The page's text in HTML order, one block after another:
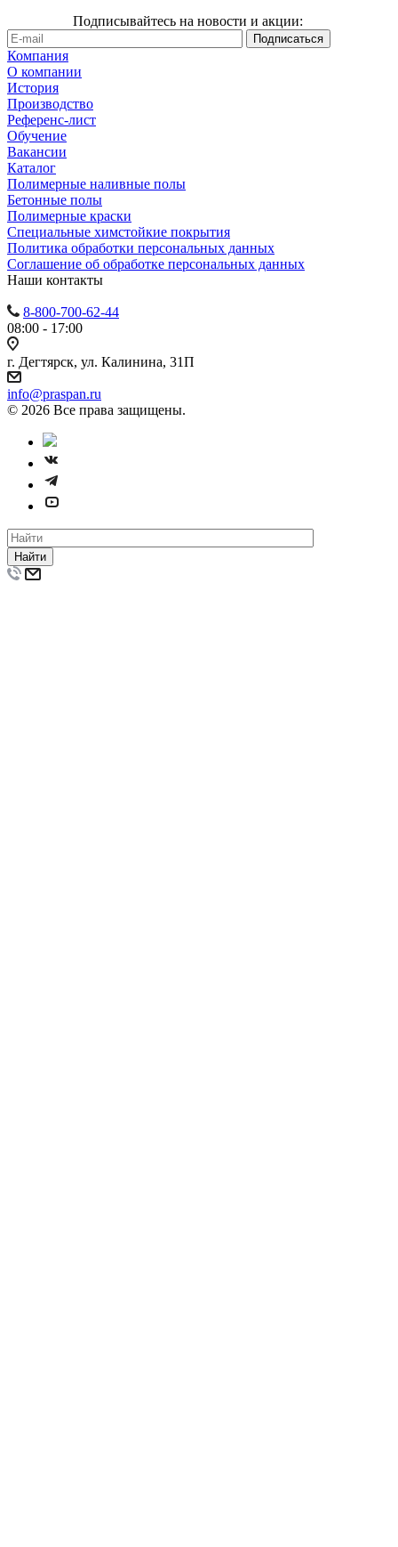
Подписывайтесь на новости и акции:
Компания
О компании
История
Производство
Референс-лист
Обучение
Вакансии
Каталог
Полимерные наливные полы
Бетонные полы
Полимерные краски
Специальные химстойкие покрытия
Политика обработки персональных данных
Cоглашение об обработке персональных данных
Наши контакты
8-800-700-62-44
08:00 - 17:00
г. Дегтярск, ул. Калинина, 31П
info@praspan.ru
© 2026 Все права защищены.
Найти